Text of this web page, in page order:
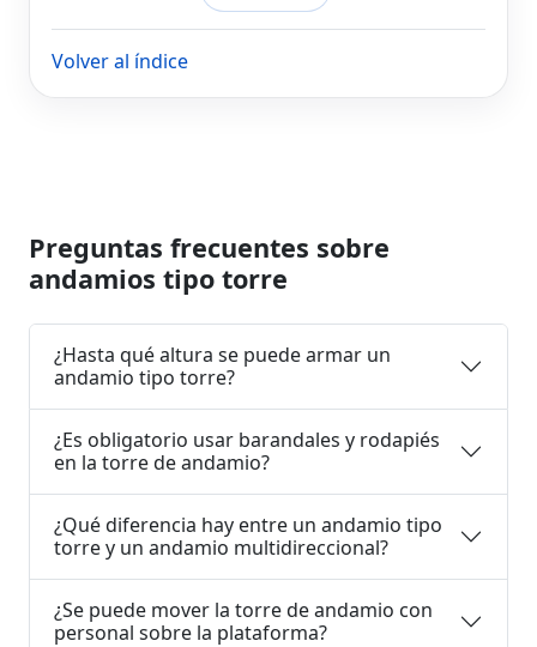
Volver al índice
Preguntas frecuentes sobre
andamios tipo torre
¿Hasta qué altura se puede armar un
andamio tipo torre?
¿Es obligatorio usar barandales y rodapiés
en la torre de andamio?
¿Qué diferencia hay entre un andamio tipo
torre y un andamio multidireccional?
¿Se puede mover la torre de andamio con
personal sobre la plataforma?